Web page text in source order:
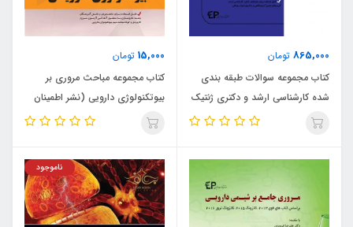
865,000 تومان
کتاب مجموعه سوالات طبقه بندی
شده کارشناسی ارشد و دکتری ژنتیک
(نشر اطمینان راد)
15,000 تومان
کتاب مجموعه مباحث مروری بر
بیوتکنولوژی دارویی (نشر اطمینان
راد)
ناموجود